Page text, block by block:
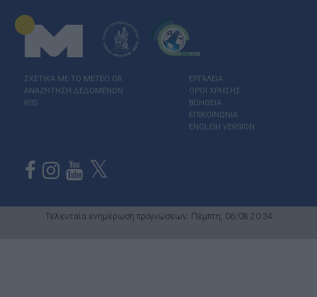
ΣΧΕΤΙΚΑ ΜΕ ΤΟ ΜΕΤΕΟ.GR
ΑΝΑΖΗΤΗΣΗ ΔΕΔΟΜΕΝΩΝ
RSS
ΕΡΓΑΛΕΙΑ
ΟΡΟΙ ΧΡΗΣΗΣ
ΒΟΗΘΕΙΑ
ΕΠΙΚΟΙΝΩΝΙΑ
ENGLISH VERSION
Τελευταία ενημέρωση προγνώσεων: Πέμπτη, 06/08 20:34